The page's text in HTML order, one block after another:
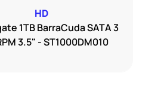
HD
1TB BarraCuda SATA 3
3.5" - ST1000DM010